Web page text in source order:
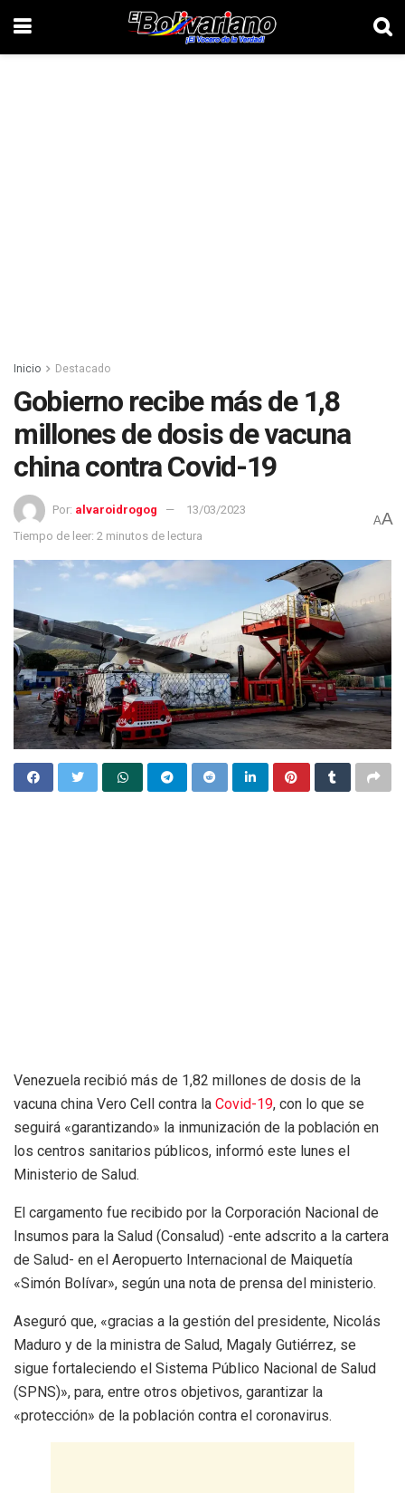
Inicio Destacado
Gobierno recibe más de 1,8
millones de dosis de vacuna
china contra Covid-19
Por: alvaroidrogog
13/03/2023
Tiempo de leer: 2 minutos de lectura
AA
Venezuela recibió más de 1,82 millones de dosis de la
vacuna china Vero Cell contra la Covid-19, con lo que se
seguirá «garantizando» la inmunización de la población en
los centros sanitarios públicos, informó este lunes el
Ministerio de Salud.
El cargamento fue recibido por la Corporación Nacional de
Insumos para la Salud (Consalud) -ente adscrito a la cartera
de Salud- en el Aeropuerto Internacional de Maiquetía
«Simón Bolívar», según una nota de prensa del ministerio.
Aseguró que, «gracias a la gestión del presidente, Nicolás
Maduro y de la ministra de Salud, Magaly Gutiérrez, se
sigue fortaleciendo el Sistema Público Nacional de Salud
(SPNS)», para, entre otros objetivos, garantizar la
«protección» de la población contra el coronavirus.